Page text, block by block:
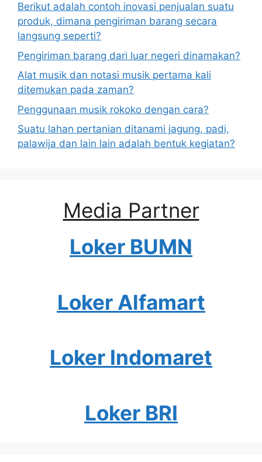
Berikut adalah contoh inovasi penjualan suatu
produk, dimana pengiriman barang secara
langsung seperti?
Pengiriman barang dari luar negeri dinamakan?
Alat musik dan notasi musik pertama kali
ditemukan pada zaman?
Penggunaan musik rokoko dengan cara?
Suatu lahan pertanian ditanami jagung, padi,
palawija dan lain lain adalah bentuk kegiatan?
Media Partner
Loker BUMN
Loker Alfamart
Loker Indomaret
Loker BRI